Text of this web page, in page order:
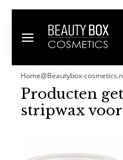
Home@Beautybox-
Producten
stripwax